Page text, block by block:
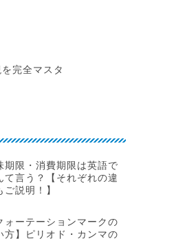
完全マスタ
期限・消費期限は英語で
て言う？【それぞれの違
ご説明！】
ォーテーションマークの
方】ピリオド・カンマの